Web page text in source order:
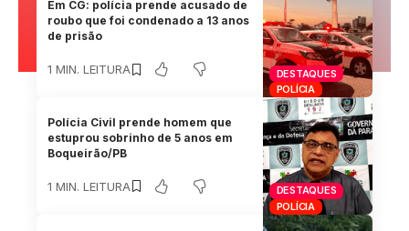
DESTAQUES
POLÍCIA
Em CG: polícia prende acusado de
roubo que foi condenado a 13 anos
de prisão
1 MIN. LEITURA
DESTAQUES
POLÍCIA
Polícia Civil prende homem que
estuprou sobrinho de 5 anos em
Boqueirão/PB
1 MIN. LEITURA